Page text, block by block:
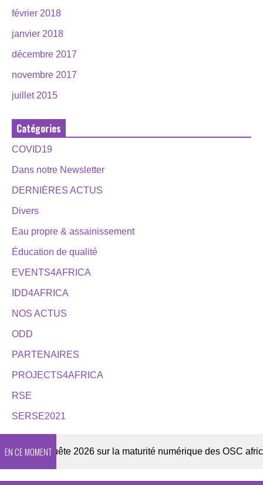
février 2018
janvier 2018
décembre 2017
novembre 2017
juillet 2015
Catégories
COVID19
Dans notre Newsletter
DERNIÈRES ACTUS
Divers
Eau propre & assainissement
Éducation de qualité
EVENTS4AFRICA
IDD4AFRICA
NOS ACTUS
ODD
PARTENAIRES
PROJECTS4AFRICA
RSE
SERSE2021
EN CE MOMENT
Enquête 2026 sur la maturité numérique des OSC